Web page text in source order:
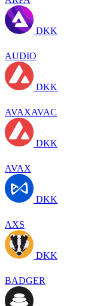
DKK
AUDIO
DKK
AVAXAVAC
DKK
AVAX
DKK
AXS
DKK
BADGER